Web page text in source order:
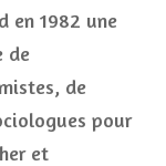
en 1982 une
de
de
pour
et